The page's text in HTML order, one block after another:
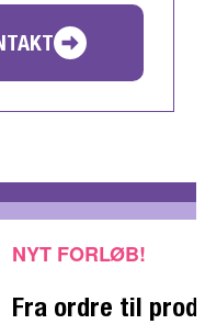
NYT FORLØB!
Fra ordre til